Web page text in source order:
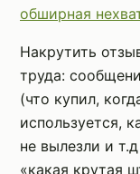
обширная
Накрутить
труда:
(что купил,
используется,
не вылезли и
«какая крутая